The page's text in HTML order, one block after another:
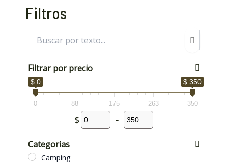
Filtros
Filtrar por precio
$ 0 $ 350
0 88 175 263 350
$ -
Categorias
Camping